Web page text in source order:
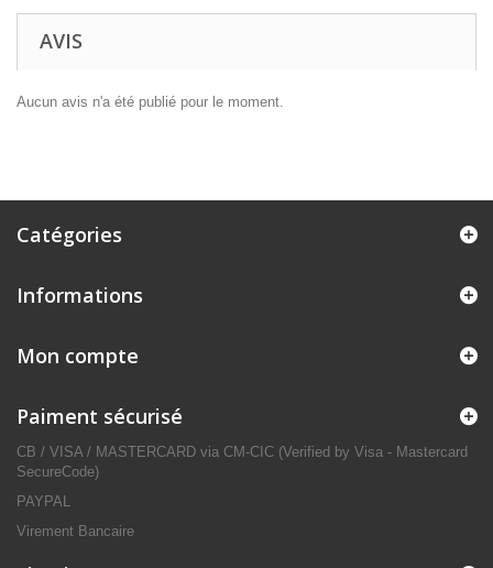
AVIS
Aucun avis n'a été publié pour le moment.
Catégories
Informations
Mon compte
Paiment sécurisé
CB / VISA / MASTERCARD via CM-CIC (Verified by Visa - Mastercard
SecureCode)
PAYPAL
Virement Bancaire